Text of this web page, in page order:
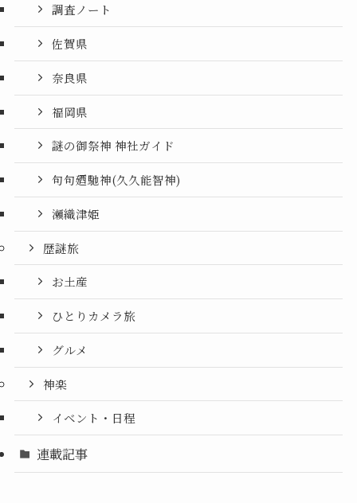
調査ノート
佐賀県
奈良県
福岡県
謎の御祭神 神社ガイド
句句廼馳神(久久能智神)
瀬織津姫
歴謎旅
お土産
ひとりカメラ旅
グルメ
神楽
イベント・日程
連載記事